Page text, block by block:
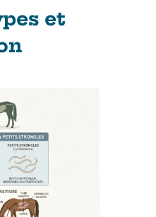
et